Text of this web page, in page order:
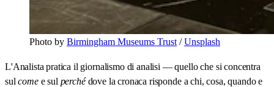
Photo by Birmingham Museums Trust / Unsplash
L'Analista pratica il giornalismo di analisi — quello che si concentra
sulcomee sul perchédove la cronaca risponde a chi, cosa, quando e